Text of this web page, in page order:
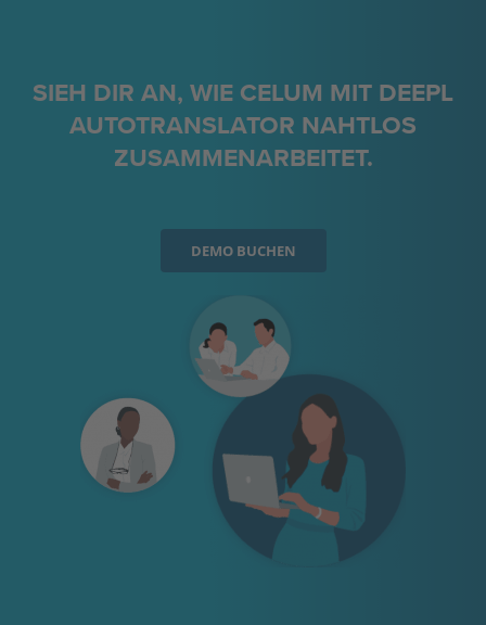
SIEH DIR AN, WIE CELUM MIT DEEPL
AUTOTRANSLATOR NAHTLOS
ZUSAMMENARBEITET.
DEMO BUCHEN